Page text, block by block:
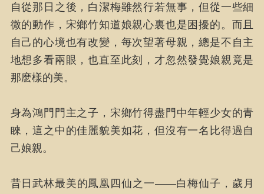
自從那日之後，白潔梅雖然行若無事，但從一些細
微的動作，宋鄉竹知道娘親心裏也是困擾的。而且
自己的心境也有改變，每次望著母親，總是不自主
地想多看兩眼，也直至此刻，才忽然發覺娘親竟是
那麽樣的美。
身為鴻門門主之子，宋鄉竹得盡門中年輕少女的青
睞，這之中的佳麗貌美如花，但沒有一名比得過自
己娘親。
昔日武林最美的鳳凰四仙之一——白梅仙子，歲月